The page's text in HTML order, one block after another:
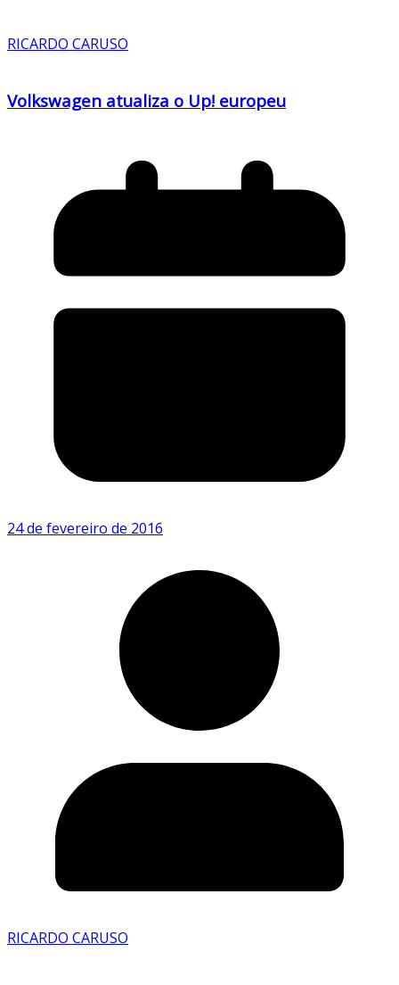
RICARDO CARUSO
Volkswagen atualiza o Up! europeu
24 de fevereiro de 2016
RICARDO CARUSO